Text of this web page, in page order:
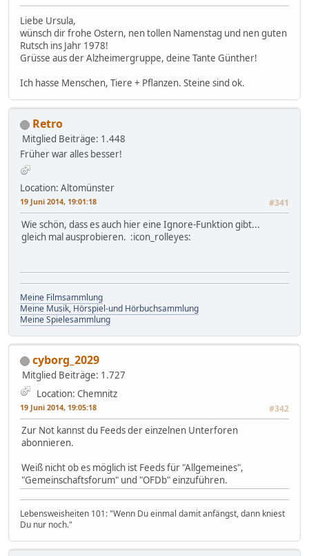
Liebe Ursula,
wünsch dir frohe Ostern, nen tollen Namenstag und nen guten
Rutsch ins Jahr 1978!
Grüsse aus der Alzheimergruppe, deine Tante Günther!
Ich hasse Menschen, Tiere + Pflanzen. Steine sind ok.
Retro
Mitglied Beiträge: 1.448
Früher war alles besser!
Location: Altomünster
19 Juni 2014, 19:01:18 #341
Wie schön, dass es auch hier eine Ignore-Funktion gibt...
gleich mal ausprobieren. :icon_rolleyes:
Meine Filmsammlung
Meine Musik, Hörspiel-und Hörbuchsammlung
Meine Spielesammlung
cyborg_2029
Mitglied Beiträge: 1.727
Location: Chemnitz
19 Juni 2014, 19:05:18 #342
Zur Not kannst du Feeds der einzelnen Unterforen
abonnieren.
Weiß nicht ob es möglich ist Feeds für "Allgemeines",
"Gemeinschaftsforum" und "OFDb" einzuführen.
Lebensweisheiten 101: "Wenn Du einmal damit anfängst, dann kniest
Du nur noch."